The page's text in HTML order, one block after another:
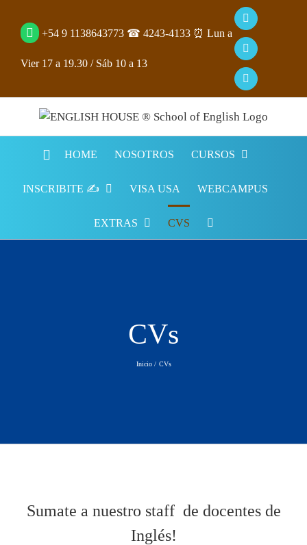
contenido
+54 9 1138643773 ☎ 4243-4133 ⏰ Lun a
Vier 17 a 19.30​ /​ Sáb 10 a 13​
Facebook
YouTube
Instagram
HOME NOSOTROS CURSOS
INSCRIBITE ✍️ VISA USA WEBCAMPUS
EXTRAS CVS
CVs
Inicio CVs
Sumate a nuestro staff de docentes de
Inglés!